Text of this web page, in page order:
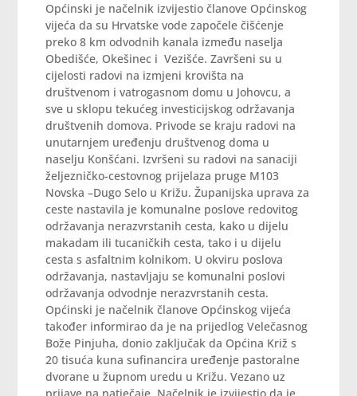
Općinski je načelnik izvijestio članove Općinskog
vijeća da su Hrvatske vode započele čišćenje
preko 8 km odvodnih kanala između naselja
Obedišće, Okešinec i Vezišće. Završeni su u
cijelosti radovi na izmjeni krovišta na
društvenom i vatrogasnom domu u Johovcu, a
sve u sklopu tekućeg investicijskog održavanja
društvenih domova. Privode se kraju radovi na
unutarnjem uređenju društvenog doma u
naselju Konšćani. Izvršeni su radovi na sanaciji
željezničko-cestovnog prijelaza pruge M103
Novska –Dugo Selo u Križu. Županijska uprava za
ceste nastavila je komunalne poslove redovitog
održavanja nerazvrstanih cesta, kako u dijelu
makadam ili tucaničkih cesta, tako i u dijelu
cesta s asfaltnim kolnikom. U okviru poslova
održavanja, nastavljaju se komunalni poslovi
održavanja odvodnje nerazvrstanih cesta.
Općinski je načelnik članove Općinskog vijeća
također informirao da je na prijedlog Velečasnog
Bože Pinjuha, donio zaključak da Općina Križ s
20 tisuća kuna sufinancira uređenje pastoralne
dvorane u župnom uredu u Križu. Vezano uz